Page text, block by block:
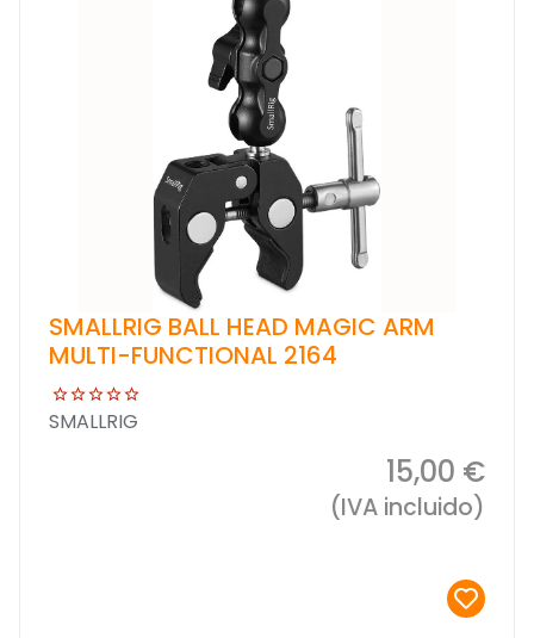
SMALLRIG BALL HEAD MAGIC ARM
MULTI-FUNCTIONAL 2164
SMALLRIG
15,00 €
(IVA incluido)